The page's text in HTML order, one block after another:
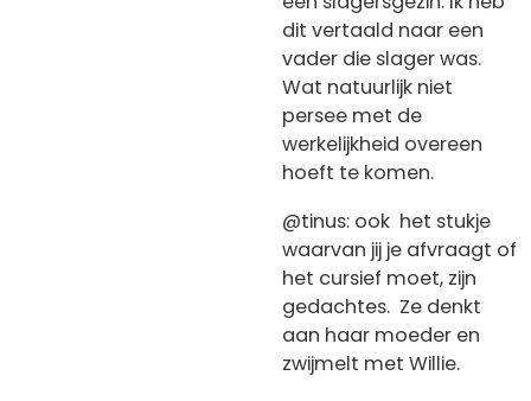
dit vertaald naar een
vader die slager was.
Wat natuurlijk niet
persee met de
werkelijkheid overeen
hoeft te komen.
@tinus: ook het stukje
waarvan jij je afvraagt of
het cursief moet, zijn
gedachtes. Ze denkt
aan haar moeder en
zwijmelt met Willie.